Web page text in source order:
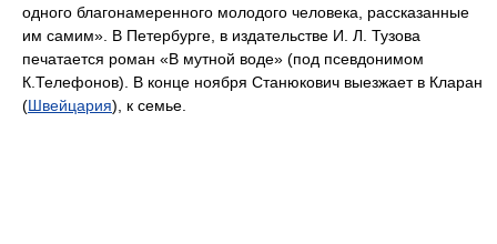
одного благонамеренного молодого человека, рассказанные
им самим». В Петербурге, в издательстве И. Л. Тузова
печатается роман «В мутной воде» (под псевдонимом
К.Телефонов). В конце ноября Станюкович выезжает в Кларан
(Швейцария), к семье.